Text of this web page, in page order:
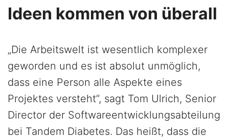
Ideen kommen von überall
„Die Arbeitswelt ist wesentlich komplexer
geworden und es ist absolut unmöglich,
dass eine Person alle Aspekte eines
Projektes versteht”, sagt Tom Ulrich, Senior
Director der Softwareentwicklungsabteilung
bei Tandem Diabetes. Das heißt, dass die